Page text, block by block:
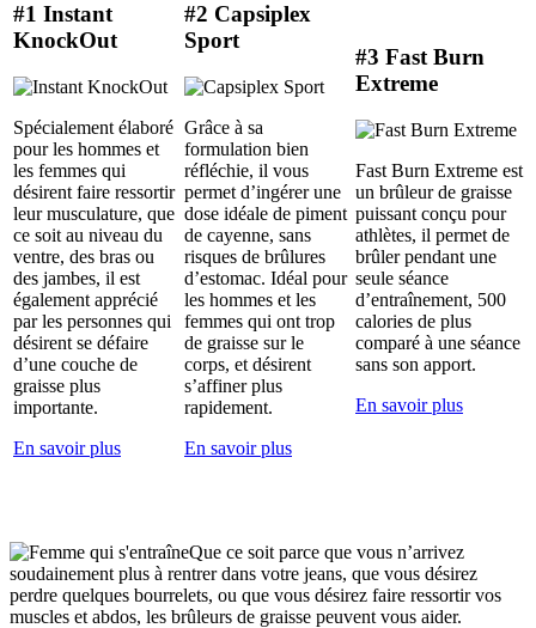
#1 Instant
KnockOut
Spécialement élaboré
pour les hommes et
les femmes qui
désirent faire ressortir
leur musculature, que
ce soit au niveau du
ventre, des bras ou
des jambes, il est
également apprécié
par les personnes qui
désirent se défaire
d’une couche de
graisse plus
importante.
En savoir plus
#2 Capsiplex
Sport
Grâce à sa
formulation bien
réfléchie, il vous
permet d’ingérer une
dose idéale de piment
de cayenne, sans
risques de brûlures
d’estomac. Idéal pour
les hommes et les
femmes qui ont trop
de graisse sur le
corps, et désirent
s’affiner plus
rapidement.
En savoir plus
#3 Fast Burn
Extreme
Fast Burn Extreme est
un brûleur de graisse
puissant conçu pour
athlètes, il permet de
brûler pendant une
seule séance
d’entraînement, 500
calories de plus
comparé à une séance
sans son apport.
En savoir plus
Que ce soit parce que vous n’arrivez
soudainement plus à rentrer dans votre jeans, que vous désirez
perdre quelques bourrelets, ou que vous désirez faire ressortir vos
muscles et abdos, les brûleurs de graisse peuvent vous aider.